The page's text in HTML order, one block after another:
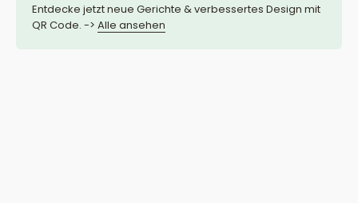
Entdecke jetzt neue Gerichte & verbessertes Design mit
QR Code. -> Alle ansehen